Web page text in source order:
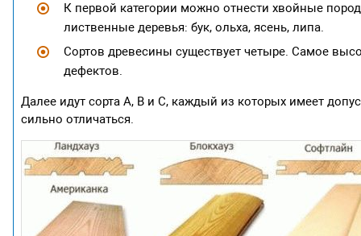
К первой категории можно отнести хвойные
лиственные деревья: бук, ольха, ясень, липа.
Сортов древесины существует четыре. Самое
дефектов.
Далее идут сорта А, В и С, каждый из которых имеет
сильно отличаться.